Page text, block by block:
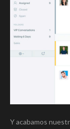
Y acabamos